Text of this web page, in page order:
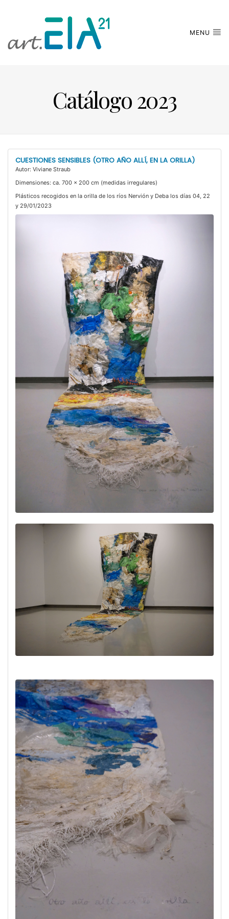
MENU
Catálogo 2023
CUESTIONES SENSIBLES (OTRO AÑO ALLÍ, EN LA ORILLA)
Autor: Viviane Straub
Dimensiones: ca. 700 x 200 cm (medidas irregulares)
Plásticos recogidos en la orilla de los ríos Nervión y Deba los días 04, 22
y 29/01/2023